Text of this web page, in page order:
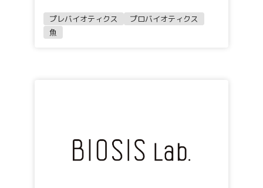
プレバイオティクス
プロバイオティクス
魚